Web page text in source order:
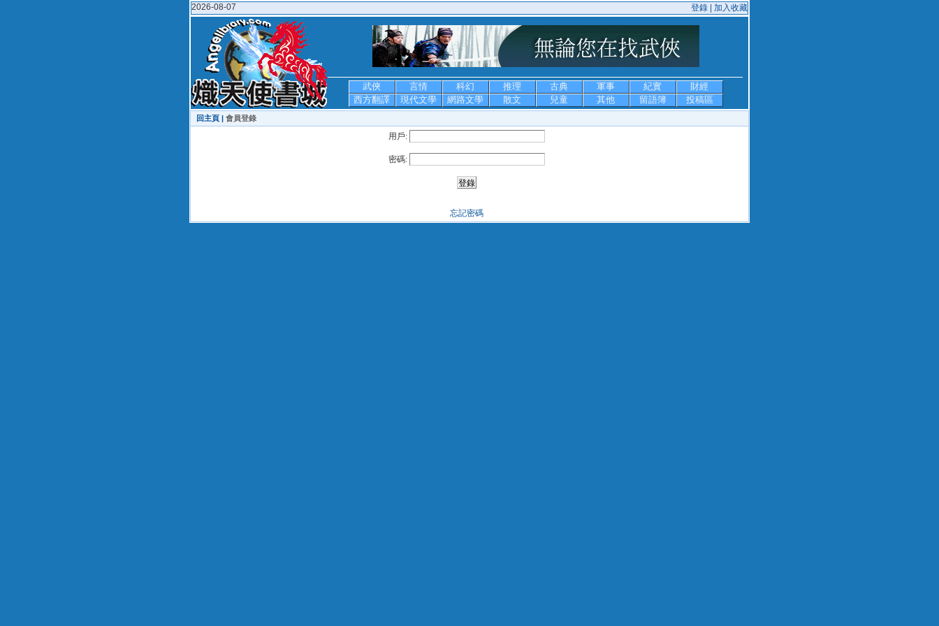
2026-08-07 登錄 | 加入收藏
武俠 言情 科幻 推理 古典 軍事 紀實
財經
西方翻譯
現代文學 網路文學 散文 兒童 其他 留語簿 投稿區
回主頁 | 會員登錄
用戶:
密碼:
忘記密碼